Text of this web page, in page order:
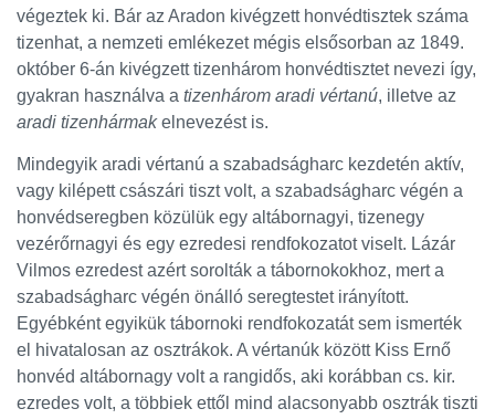
végeztek ki. Bár az Aradon kivégzett honvédtisztek száma
tizenhat, a nemzeti emlékezet mégis elsősorban az 1849.
október 6-án kivégzett tizenhárom honvédtisztet nevezi így,
gyakran használva a tizenhárom aradi vértanú, illetve az
aradi tizenhármakelnevezést is.
Mindegyik aradi vértanú a szabadságharc kezdetén aktív,
vagy kilépett császári tiszt volt, a szabadságharc végén a
honvédseregben közülük egy altábornagyi, tizenegy
vezérőrnagyi és egy ezredesi rendfokozatot viselt. Lázár
Vilmos ezredest azért sorolták a tábornokokhoz, mert a
szabadságharc végén önálló seregtestet irányított.
Egyébként egyikük tábornoki rendfokozatát sem ismerték
el hivatalosan az osztrákok. A vértanúk között Kiss Ernő
honvéd altábornagy volt a rangidős, aki korábban cs. kir.
ezredes volt, a többiek ettől mind alacsonyabb osztrák tiszti